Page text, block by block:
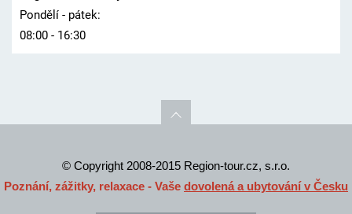
Pondělí - pátek:
08:00 - 16:30
© Copyright 2008-2015 Region-tour.cz, s.r.o.
Poznání, zážitky, relaxace - Vaše dovolená a ubytování v Česku